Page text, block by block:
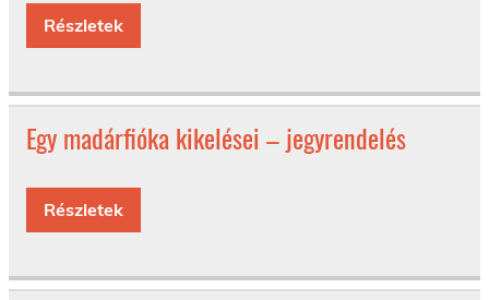
Részletek
Egy madárfióka kikelései – jegyrendelés
Részletek